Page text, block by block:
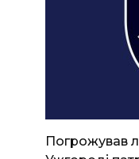
Погрожував